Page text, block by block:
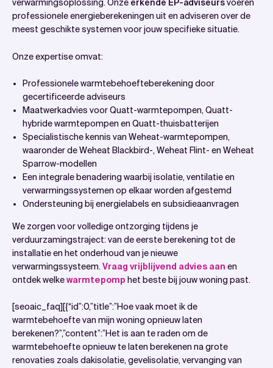
verwarmingsoplossing. Onze erkende EP-adviseursvoeren
professionele energieberekeningen uit en adviseren over de
meest geschikte systemen voor jouw specifieke situatie.
Onze expertise omvat:
Professionele warmtebehoefteberekening door
gecertificeerde adviseurs
Maatwerkadvies voor Quatt-warmtepompen, Quatt-
hybride warmtepompen en Quatt-thuisbatterijen
Specialistische kennis van Weheat-warmtepompen,
waaronder de Weheat Blackbird-, Weheat Flint- en Weheat
Sparrow-modellen
Een integrale benadering waarbij isolatie, ventilatie en
verwarmingssystemen op elkaar worden afgestemd
Ondersteuning bij energielabels en subsidieaanvragen
We zorgen voor volledige ontzorging tijdens je
verduurzamingstraject: van de eerste berekening tot de
installatie en het onderhoud van je nieuwe
verwarmingssysteem. Vraag vrijblijvend advies aan en
ontdek welkewarmtepomp het beste bij jouw woning past.
[seoaic_faq][{“id”:0,”title”:”Hoe vaak moet ik de
warmtebehoefte van mijn woning opnieuw laten
berekenen?”,”content”:”Het is aan te raden om de
warmtebehoefte opnieuw te laten berekenen na grote
renovaties zoals dakisolatie, gevelisolatie, vervanging van